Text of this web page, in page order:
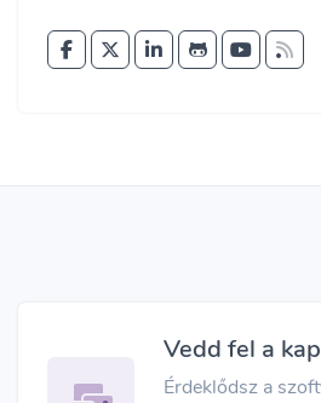
Vedd fel a
Érdeklődsz a